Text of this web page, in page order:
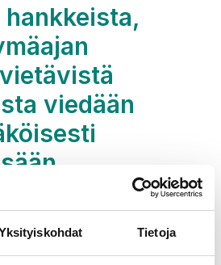
Tietoja
viedään
tunnus